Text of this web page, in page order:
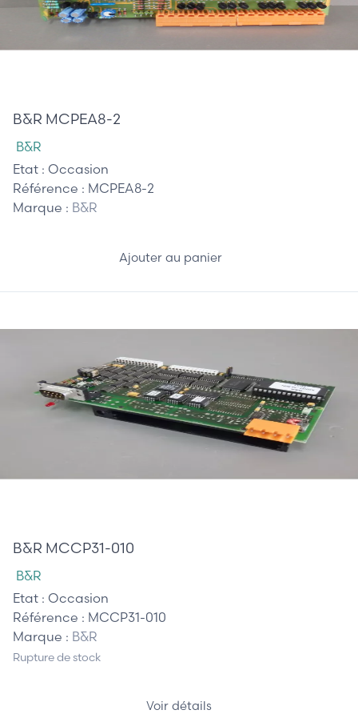
B&R MCPEA8-2
B&R
Etat : Occasion
Référence : MCPEA8-2
Marque : B&R
Ajouter au panier
B&R MCCP31-010
B&R
Etat : Occasion
Référence : MCCP31-010
Marque : B&R
Rupture de stock
Voir détails